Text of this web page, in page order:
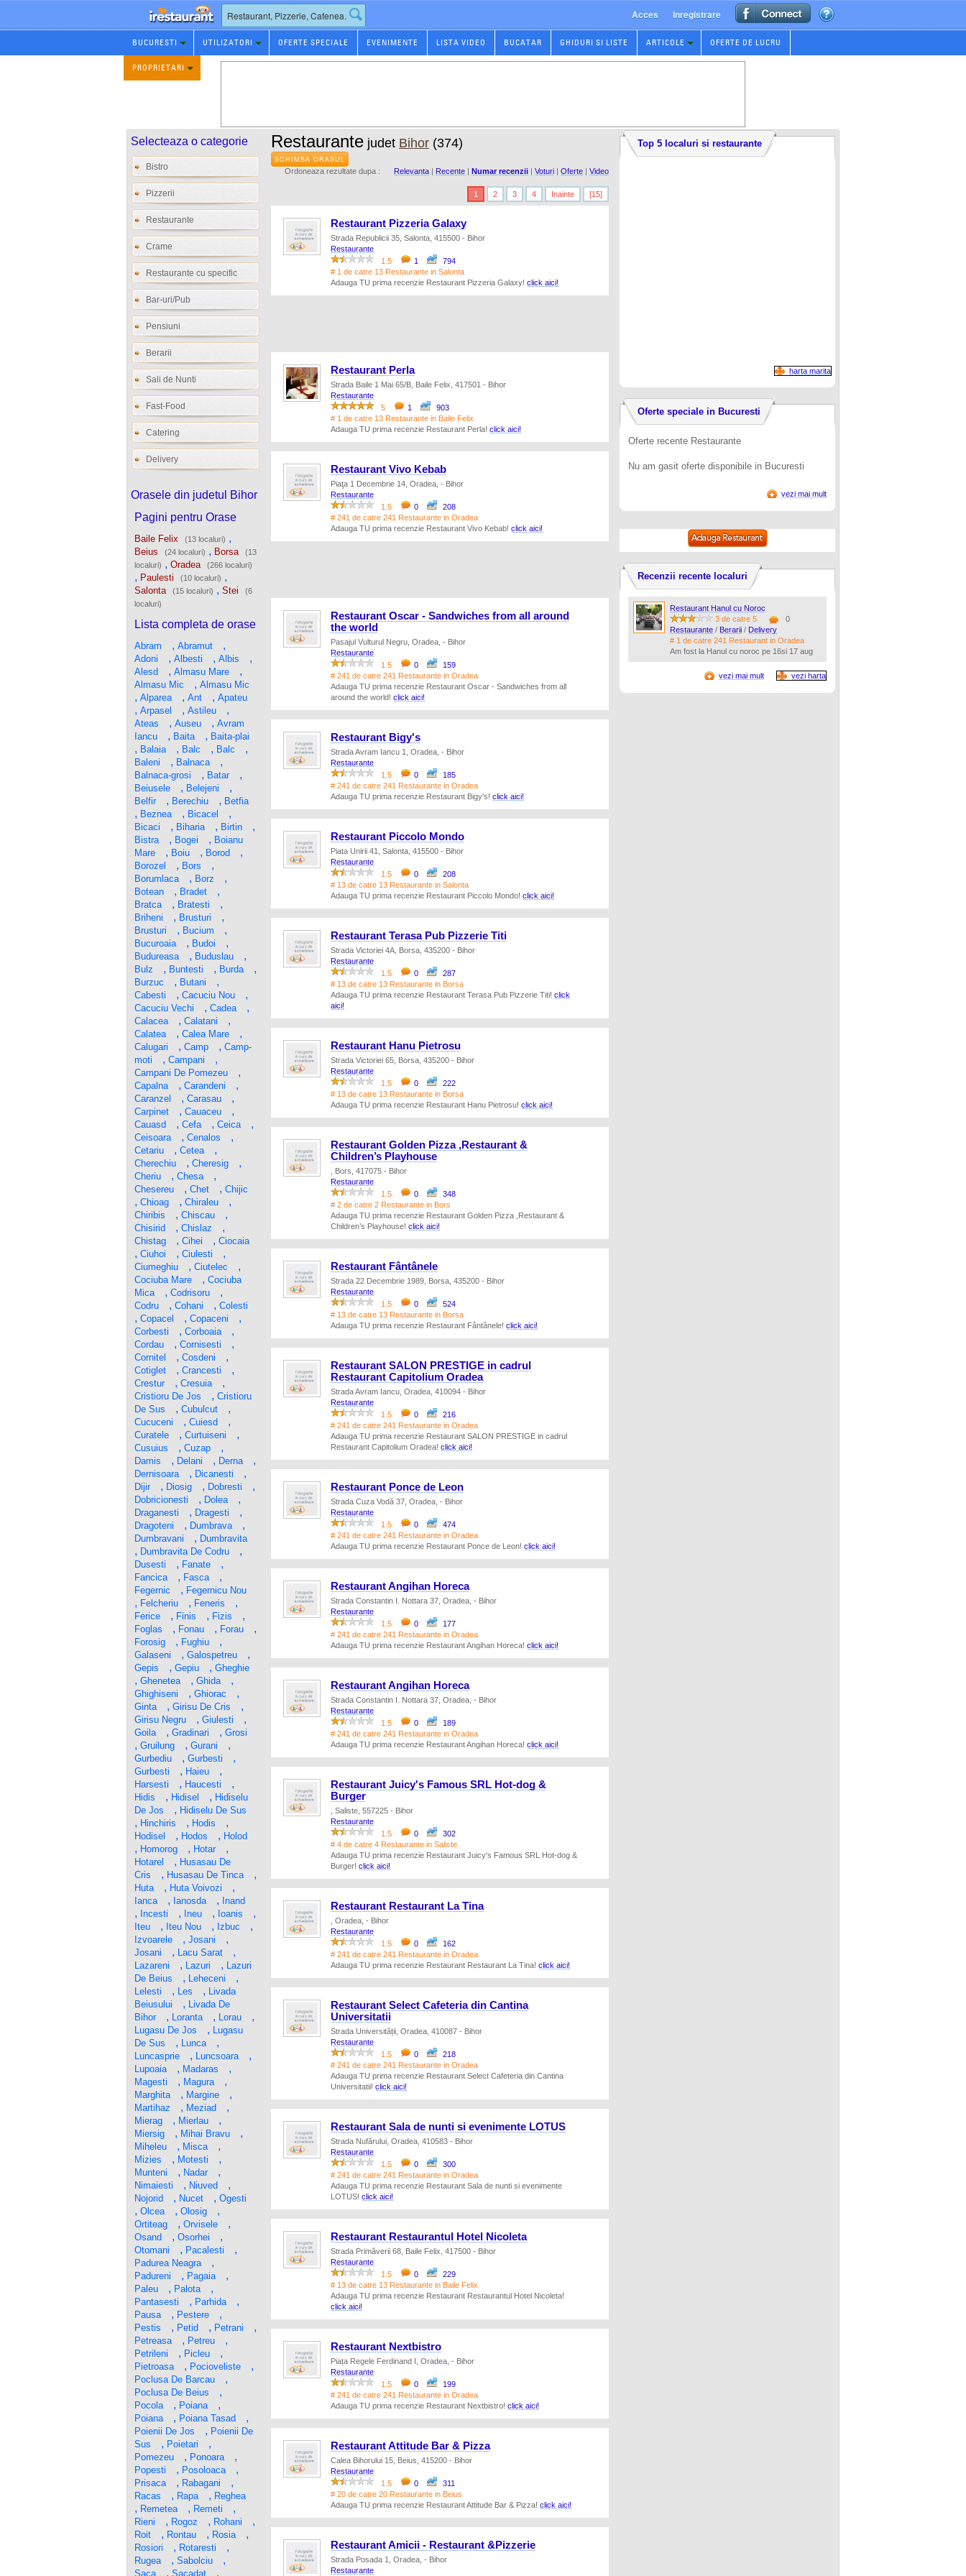
Rezervare
Restaurant
Acces Inregistrare
BUCURESTI UTILIZATORI OFERTE SPECIALE EVENIMENTE LISTA VIDEO BUCATAR GHIDURI SI LISTE ARTICOLE OFERTE DE LUCRU
PROPRIETARI
Selecteaza o categorie
Bistro
Pizzerii
Restaurante
Crame
Restaurante cu specific
Bar-uri/Pub
Pensiuni
Berarii
Sali de Nunti
Fast-Food
Catering
Delivery
Orasele din judetul Bihor
Pagini pentru Orase
Baile Felix (13 localuri) ,
Beius (24 localuri) , Borsa
(13
localuri) , Oradea (266 localuri)
, Paulesti (10 localuri) ,
Salonta (15 localuri) , Stei
(6
localuri)
Lista completa de orase
Abram , Abramut ,
Adoni , Albesti , Albis ,
Alesd , Almasu Mare ,
Almasu Mic , Almasu Mic
, Alparea , Ant , Apateu
, Arpasel , Astileu ,
Ateas , Auseu , Avram
Iancu
, Baita , Baita-plai
, Balaia , Balc , Balc ,
Baleni , Balnaca ,
Balnaca-grosi , Batar ,
Beiusele , Belejeni ,
Belfir , Berechiu , Betfia
, Beznea , Bicacel ,
Bicaci , Biharia , Birtin ,
Bistra , Bogei , Boianu
Mare
, Boiu , Borod ,
Borozel , Bors ,
Borumlaca , Borz ,
Botean , Bradet ,
Bratca , Bratesti ,
Briheni , Brusturi ,
Brusturi , Bucium ,
Bucuroaia , Budoi ,
Budureasa , Buduslau ,
Bulz , Buntesti , Burda ,
Burzuc , Butani ,
Cabesti , Cacuciu Nou ,
Cacuciu Vechi , Cadea ,
Calacea , Calatani ,
Calatea , Calea Mare ,
Calugari , Camp , Camp-
moti
, Campani ,
Campani De Pomezeu ,
Capalna , Carandeni ,
Caranzel , Carasau ,
Carpinet , Cauaceu ,
Cauasd , Cefa , Ceica ,
Ceisoara , Cenalos ,
Cetariu , Cetea ,
Cherechiu , Cheresig ,
Cheriu , Chesa ,
Chesereu , Chet , Chijic
, Chioag , Chiraleu ,
Chiribis , Chiscau ,
Chisirid , Chislaz ,
Chistag , Cihei , Ciocaia
, Ciuhoi , Ciulesti ,
Ciumeghiu , Ciutelec ,
Cociuba Mare , Cociuba
Mica
, Codrisoru ,
Codru , Cohani , Colesti
, Copacel , Copaceni ,
Corbesti , Corboaia ,
Cordau , Cornisesti ,
Cornitel , Cosdeni ,
Cotiglet , Crancesti ,
Crestur , Cresuia ,
Cristioru De Jos , Cristioru
De Sus
, Cubulcut ,
Cucuceni , Cuiesd ,
Curatele , Curtuiseni ,
Cusuius , Cuzap ,
Damis , Delani , Derna ,
Dernisoara , Dicanesti ,
Dijir , Diosig , Dobresti ,
Dobricionesti , Dolea ,
Draganesti , Dragesti ,
Dragoteni , Dumbrava ,
Dumbravani , Dumbravita
, Dumbravita De Codru ,
Dusesti , Fanate ,
Fancica , Fasca ,
Fegernic , Fegernicu Nou
, Felcheriu , Feneris ,
Ferice , Finis , Fizis ,
Foglas , Fonau , Forau ,
Forosig , Fughiu ,
Galaseni , Galospetreu ,
Gepis , Gepiu , Gheghie
, Ghenetea , Ghida ,
Ghighiseni , Ghiorac ,
Ginta , Girisu De Cris ,
Girisu Negru , Giulesti ,
Goila , Gradinari , Grosi
, Gruilung , Gurani ,
Gurbediu , Gurbesti ,
Gurbesti , Haieu ,
Harsesti , Haucesti ,
Hidis , Hidisel , Hidiselu
De Jos
, Hidiselu De Sus
, Hinchiris , Hodis ,
Hodisel , Hodos , Holod
, Homorog , Hotar ,
Hotarel , Husasau De
Cris
, Husasau De Tinca ,
Huta , Huta Voivozi ,
Ianca , Ianosda , Inand
, Incesti , Ineu , Ioanis ,
Iteu , Iteu Nou , Izbuc ,
Izvoarele , Josani ,
Josani , Lacu Sarat ,
Lazareni , Lazuri , Lazuri
De Beius
, Leheceni ,
Lelesti , Les , Livada
Beiusului
, Livada De
Bihor
, Loranta , Lorau ,
Lugasu De Jos , Lugasu
De Sus
, Lunca ,
Luncasprie , Luncsoara ,
Lupoaia , Madaras ,
Magesti , Magura ,
Marghita , Margine ,
Martihaz , Meziad ,
Mierag , Mierlau ,
Miersig , Mihai Bravu ,
Miheleu , Misca ,
Mizies , Motesti ,
Munteni , Nadar ,
Nimaiesti , Niuved ,
Nojorid , Nucet , Ogesti
, Olcea , Olosig ,
Ortiteag , Orvisele ,
Osand , Osorhei ,
Otomani , Pacalesti ,
Padurea Neagra ,
Padureni , Pagaia ,
Paleu , Palota ,
Pantasesti , Parhida ,
Pausa , Pestere ,
Pestis , Petid , Petrani ,
Petreasa , Petreu ,
Petrileni , Picleu ,
Pietroasa , Pocioveliste ,
Poclusa De Barcau ,
Poclusa De Beius ,
Pocola , Poiana ,
Poiana , Poiana Tasad ,
Poienii De Jos , Poienii De
Sus
, Poietari ,
Pomezeu , Ponoara ,
Popesti , Posoloaca ,
Prisaca , Rabagani ,
Racas , Rapa , Reghea
, Remetea , Remeti ,
Rieni , Rogoz , Rohani ,
Roit , Rontau , Rosia ,
Rosiori , Rotaresti ,
Rugea , Sabolciu ,
Saca , Sacadat ,
Restaurante judet Bihor (374)
SCHIMBA ORASUL
Ordoneaza rezultate dupa : Relevanta | Recente | Numar recenzii | Voturi | Oferte | Video
1 2 3 4 Inainte [15]
Restaurant Pizzeria Galaxy
Strada Republicii 35, Salonta, 415500 - Bihor
Restaurante
1.5
1
794
# 1 de catre 13 Restaurante in Salonta
Adauga TU prima recenzie Restaurant Pizzeria Galaxy! click aici!
Restaurant Perla
Strada Baile 1 Mai 65/B, Baile Felix, 417501 - Bihor
Restaurante
5
1
903
# 1 de catre 13 Restaurante in Baile Felix
Adauga TU prima recenzie Restaurant Perla! click aici!
Restaurant Vivo Kebab
Piaţa 1 Decembrie 14, Oradea, - Bihor
Restaurante
1.5
0
208
# 241 de catre 241 Restaurante in Oradea
Adauga TU prima recenzie Restaurant Vivo Kebab! click aici!
Restaurant Oscar - Sandwiches from all around
the world
Pasajul Vulturul Negru, Oradea, - Bihor
Restaurante
1.5
0
159
# 241 de catre 241 Restaurante in Oradea
Adauga TU prima recenzie Restaurant Oscar - Sandwiches from all
around the world! click aici!
Restaurant Bigy's
Strada Avram Iancu 1, Oradea, - Bihor
Restaurante
1.5
0
185
# 241 de catre 241 Restaurante in Oradea
Adauga TU prima recenzie Restaurant Bigy's! click aici!
Restaurant Piccolo Mondo
Piata Unirii 41, Salonta, 415500 - Bihor
Restaurante
1.5
0
208
# 13 de catre 13 Restaurante in Salonta
Adauga TU prima recenzie Restaurant Piccolo Mondo! click aici!
Restaurant Terasa Pub Pizzerie Titi
Strada Victoriei 4A, Borsa, 435200 - Bihor
Restaurante
1.5
0
287
# 13 de catre 13 Restaurante in Borsa
Adauga TU prima recenzie Restaurant Terasa Pub Pizzerie Titi! click
aici!
Restaurant Hanu Pietrosu
Strada Victoriei 65, Borsa, 435200 - Bihor
Restaurante
1.5
0
222
# 13 de catre 13 Restaurante in Borsa
Adauga TU prima recenzie Restaurant Hanu Pietrosu! click aici!
Restaurant Golden Pizza ,Restaurant &
Children’s Playhouse
, Bors, 417075 - Bihor
Restaurante
1.5
0
348
# 2 de catre 2 Restaurante in Bors
Adauga TU prima recenzie Restaurant Golden Pizza ,Restaurant &
Children’s Playhouse! click aici!
Restaurant Fântânele
Strada 22 Decembrie 1989, Borsa, 435200 - Bihor
Restaurante
1.5
0
524
# 13 de catre 13 Restaurante in Borsa
Adauga TU prima recenzie Restaurant Fântânele! click aici!
Restaurant SALON PRESTIGE in cadrul
Restaurant Capitolium Oradea
Strada Avram Iancu, Oradea, 410094 - Bihor
Restaurante
1.5
0
216
# 241 de catre 241 Restaurante in Oradea
Adauga TU prima recenzie Restaurant SALON PRESTIGE in cadrul
Restaurant Capitolium Oradea! click aici!
Restaurant Ponce de Leon
Strada Cuza Vodă 37, Oradea, - Bihor
Restaurante
1.5
0
474
# 241 de catre 241 Restaurante in Oradea
Adauga TU prima recenzie Restaurant Ponce de Leon! click aici!
Restaurant Angihan Horeca
Strada Constantin I. Nottara 37, Oradea, - Bihor
Restaurante
1.5
0
177
# 241 de catre 241 Restaurante in Oradea
Adauga TU prima recenzie Restaurant Angihan Horeca! click aici!
Restaurant Angihan Horeca
Strada Constantin I. Nottara 37, Oradea, - Bihor
Restaurante
1.5
0
189
# 241 de catre 241 Restaurante in Oradea
Adauga TU prima recenzie Restaurant Angihan Horeca! click aici!
Restaurant Juicy's Famous SRL Hot-dog &
Burger
, Saliste, 557225 - Bihor
Restaurante
1.5
0
302
# 4 de catre 4 Restaurante in Saliste
Adauga TU prima recenzie Restaurant Juicy's Famous SRL Hot-dog &
Burger! click aici!
Restaurant Restaurant La Tina
, Oradea, - Bihor
Restaurante
1.5
0
162
# 241 de catre 241 Restaurante in Oradea
Adauga TU prima recenzie Restaurant Restaurant La Tina! click aici!
Restaurant Select Cafeteria din Cantina
Universitatii
Strada Universității, Oradea, 410087 - Bihor
Restaurante
1.5
0
218
# 241 de catre 241 Restaurante in Oradea
Adauga TU prima recenzie Restaurant Select Cafeteria din Cantina
Universitatii! click aici!
Restaurant Sala de nunti si evenimente LOTUS
Strada Nufărului, Oradea, 410583 - Bihor
Restaurante
1.5
0
300
# 241 de catre 241 Restaurante in Oradea
Adauga TU prima recenzie Restaurant Sala de nunti si evenimente
LOTUS! click aici!
Restaurant Restaurantul Hotel Nicoleta
Strada Primăverii 68, Baile Felix, 417500 - Bihor
Restaurante
1.5
0
229
# 13 de catre 13 Restaurante in Baile Felix
Adauga TU prima recenzie Restaurant Restaurantul Hotel Nicoleta!
click aici!
Restaurant Nextbistro
Piața Regele Ferdinand I, Oradea, - Bihor
Restaurante
1.5
0
199
# 241 de catre 241 Restaurante in Oradea
Adauga TU prima recenzie Restaurant Nextbistro! click aici!
Restaurant Attitude Bar & Pizza
Calea Bihorului 15, Beius, 415200 - Bihor
Restaurante
1.5
0
311
# 20 de catre 20 Restaurante in Beius
Adauga TU prima recenzie Restaurant Attitude Bar & Pizza! click aici!
Restaurant Amicii - Restaurant &Pizzerie
Strada Posada 1, Oradea, - Bihor
Restaurante
Top 5 localuri si restaurante
harta marita
Oferte speciale in Bucuresti
Oferte recente Restaurante
Nu am gasit oferte disponibile in Bucuresti
vezi mai mult
Recenzii recente localuri
Restaurant Hanul cu Noroc
3 de catre 5
0
Restaurante / Berarii / Delivery
# 1 de catre 241 Restaurant in Oradea
Am fost la Hanul cu noroc pe 16si 17 aug
vezi mai mult vezi harta